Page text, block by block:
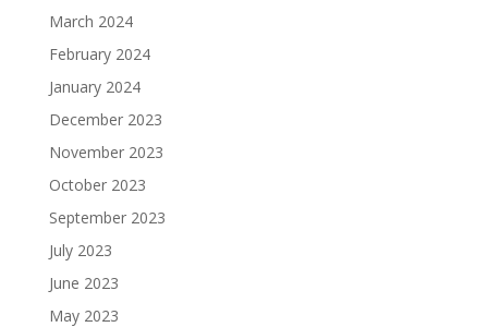
March 2024
February 2024
January 2024
December 2023
November 2023
October 2023
September 2023
July 2023
June 2023
May 2023